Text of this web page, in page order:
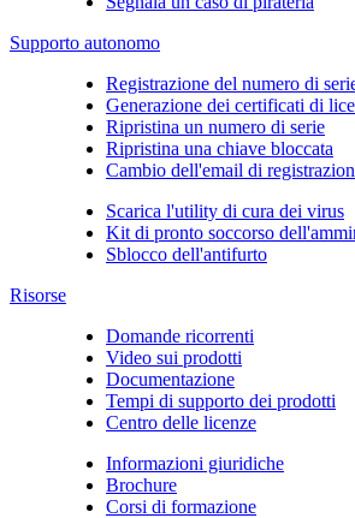
Supporto autonomo
Registrazione del numero di
Generazione dei certificati di
Ripristina un numero di serie
Ripristina una chiave bloccata
Cambio dell'email di
Scarica l'utility di cura dei virus
Kit di pronto soccorso
Sblocco dell'antifurto
Risorse
Domande ricorrenti
Video sui prodotti
Documentazione
Tempi di supporto dei prodotti
Centro delle licenze
Informazioni giuridiche
Brochure
Corsi di formazione